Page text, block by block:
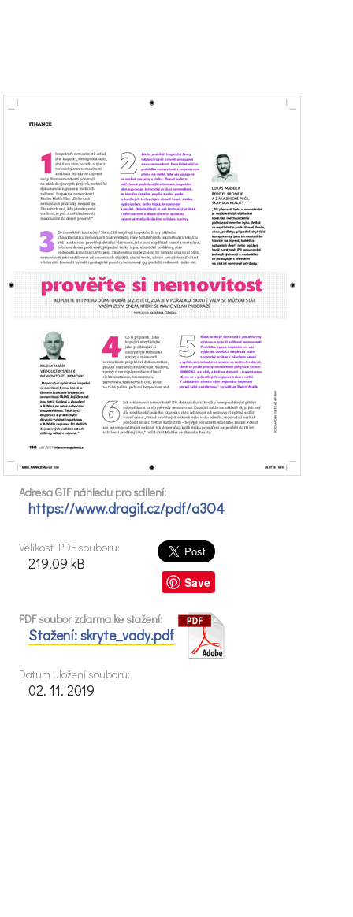
Adresa GIF náhledu pro sdílení:
https://www.dragif.cz/pdf/a3O4
Save
Velikost PDF souboru:
219.09 kB
PDF soubor zdarma ke stažení:
Stažení: skryte_vady.pdf
Datum uložení souboru:
02. 11. 2019